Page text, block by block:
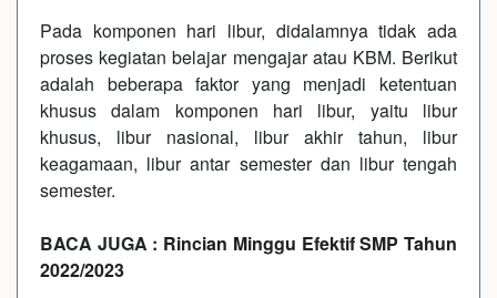
Pada komponen hari libur, didalamnya tidak ada
proses kegiatan belajar mengajar atau KBM. Berikut
adalah beberapa faktor yang menjadi ketentuan
khusus dalam komponen hari libur, yaitu libur
khusus, libur nasional, libur akhir tahun, libur
keagamaan, libur antar semester dan libur tengah
semester.
BACA JUGA : Rincian Minggu Efektif SMP Tahun
2022/2023